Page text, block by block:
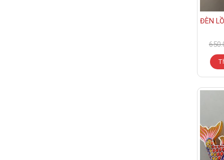
ĐÈN